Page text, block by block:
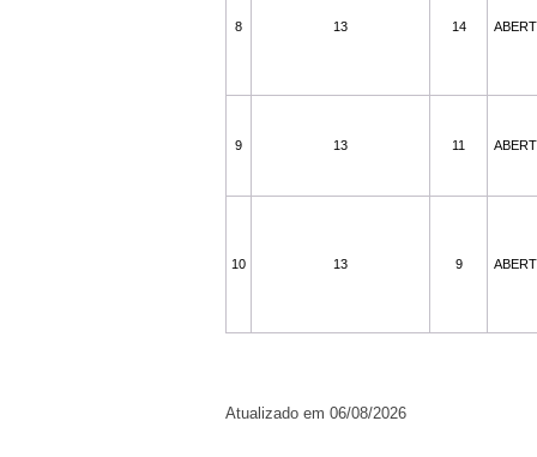
8 13 14
9 13 11
10 13 9
Atualizado em 06/08/2026